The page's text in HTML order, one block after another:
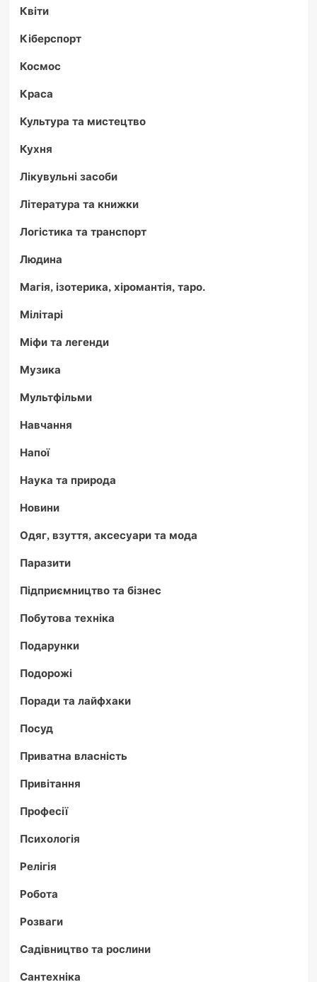
Квіти
Кіберспорт
Космос
Краса
Культура та мистецтво
Кухня
Лікувульні засоби
Література та книжки
Логістика та транспорт
Людина
Магія, ізотерика, хіромантія, таро.
Мілітарі
Міфи та легенди
Музика
Мультфільми
Навчання
Напої
Наука та природа
Новини
Одяг, взуття, аксесуари та мода
Паразити
Підприємництво та бізнес
Побутова техніка
Подарунки
Подорожі
Поради та лайфхаки
Посуд
Приватна власність
Привітання
Професії
Психологія
Релігія
Робота
Розваги
Садівництво та рослини
Сантехніка